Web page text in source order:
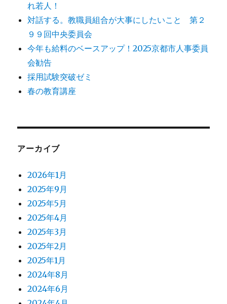
れ若人！
対話する。教職員組合が大事にしたいこと 第２
９９回中央委員会
今年も給料のベースアップ！2025京都市人事委員
会勧告
採用試験突破ゼミ
春の教育講座
アーカイブ
2026年1月
2025年9月
2025年5月
2025年4月
2025年3月
2025年2月
2025年1月
2024年8月
2024年6月